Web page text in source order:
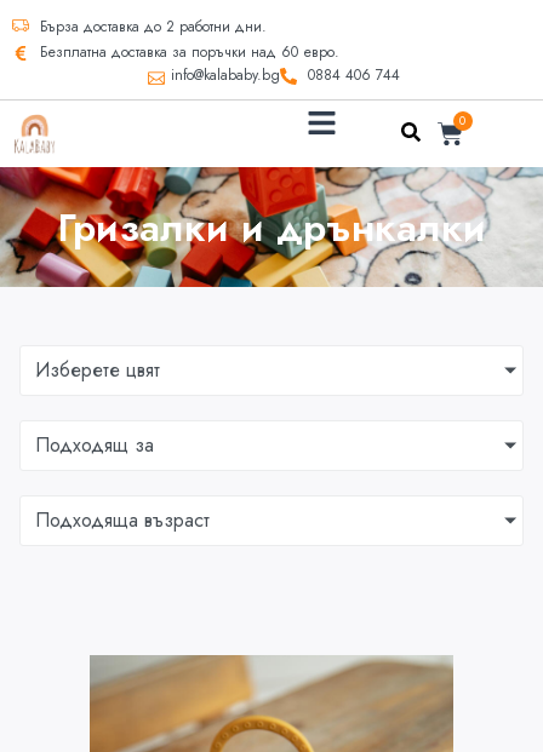
Бърза доставка до 2 работни дни.
Безплатна доставка за поръчки над 60 евро.
info@kalababy.bg
0884 406 744
0
Гризалки и дрънкалки
Изберете цвят
Подходящ за
Подходяща възраст